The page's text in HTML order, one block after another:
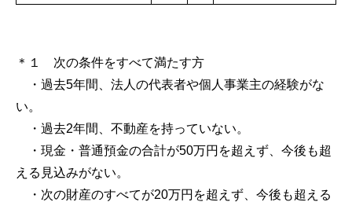
＊１ 次の条件をすべて満たす方
・過去5年間、法人の代表者や個人事業主の経験がな
い。
・過去2年間、不動産を持っていない。
・現金・普通預金の合計が50万円を超えず、今後も超
える見込みがない。
・次の財産のすべてが20万円を超えず、今後も超える